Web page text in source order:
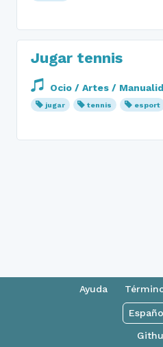
Jugar tennis
Ocio / Artes /
jugar tennis esport
Ayuda